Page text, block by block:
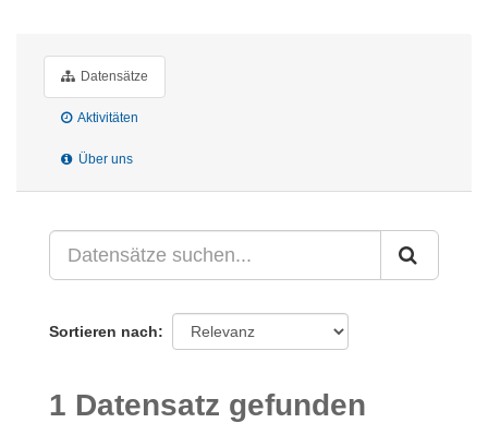
Datensätze
Aktivitäten
Über uns
Sortieren nach
1 Datensatz gefunden